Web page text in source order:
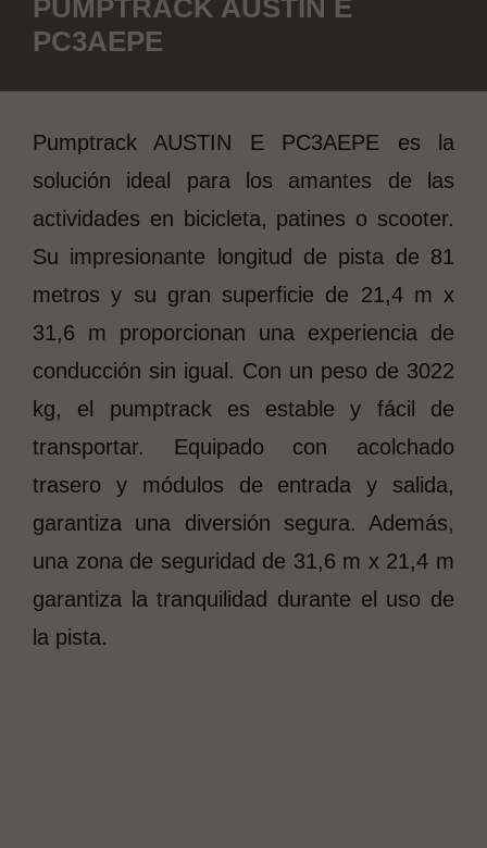
PUMPTRACK AUSTIN E
PC3AEPE
Pumptrack AUSTIN E PC3AEPE es la
solución ideal para los amantes de las
actividades en bicicleta, patines o scooter.
Su impresionante longitud de pista de 81
metros y su gran superficie de 21,4 m x
31,6 m proporcionan una experiencia de
conducción sin igual. Con un peso de 3022
kg, el pumptrack es estable y fácil de
transportar. Equipado con acolchado
trasero y módulos de entrada y salida,
garantiza una diversión segura. Además,
una zona de seguridad de 31,6 m x 21,4 m
garantiza la tranquilidad durante el uso de
la pista.